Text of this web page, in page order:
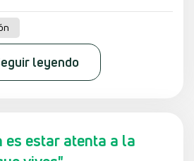
leyendo
es estar atenta a la